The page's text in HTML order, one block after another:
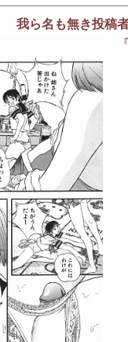
我ら名も無き投稿